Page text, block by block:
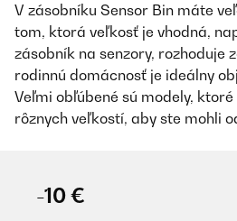
V zásobníku Sensor Bin máte
tom, ktorá veľkosť je vhodná,
zásobník na senzory, rozhoduje
rodinnú domácnosť je ideálny
Veľmi obľúbené sú modely,
rôznych veľkostí, aby ste mohli
-10 €